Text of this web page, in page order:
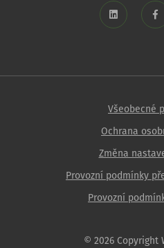
Všeobecné
Ochrana
Změna
Provozní podmínky
Provozní
© 2026 Copyright